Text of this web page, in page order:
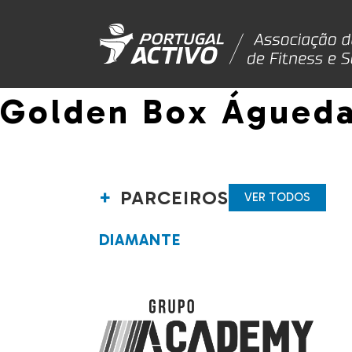
Golden Box
PARCEIROS VER TODOS
DIAMANTE